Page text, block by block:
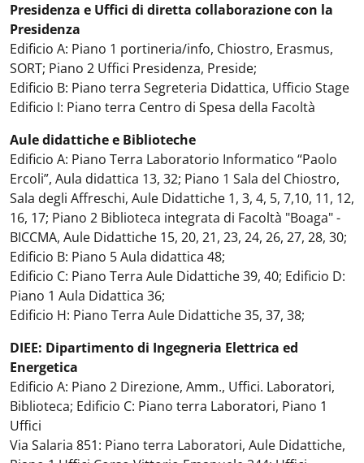
Presidenza e Uffici di diretta collaborazione con la
Presidenza
Edificio A: Piano 1 portineria/info, Chiostro, Erasmus,
SORT; Piano 2 Uffici Presidenza, Preside;
Edificio B: Piano terra Segreteria Didattica, Ufficio Stage
Edificio I: Piano terra Centro di Spesa della Facoltà
Aule didattiche e Biblioteche
Edificio A: Piano Terra Laboratorio Informatico “Paolo
Ercoli”, Aula didattica 13, 32; Piano 1 Sala del Chiostro,
Sala degli Affreschi, Aule Didattiche 1, 3, 4, 5, 7,10, 11, 12,
16, 17; Piano 2 Biblioteca integrata di Facoltà "Boaga" -
BICCMA, Aule Didattiche 15, 20, 21, 23, 24, 26, 27, 28, 30;
Edificio B: Piano 5 Aula didattica 48;
Edificio C: Piano Terra Aule Didattiche 39, 40; Edificio D:
Piano 1 Aula Didattica 36;
Edificio H: Piano Terra Aule Didattiche 35, 37, 38;
DIEE: Dipartimento di Ingegneria Elettrica ed
Energetica
Edificio A: Piano 2 Direzione, Amm., Uffici. Laboratori,
Biblioteca; Edificio C: Piano terra Laboratori, Piano 1
Uffici
Via Salaria 851: Piano terra Laboratori, Aule Didattiche,